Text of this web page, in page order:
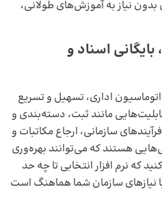
بدون نیاز به آموزش‌های طولانی،
اسناد و
اداری، تسهیل و تسریع
مانند ثبت، دسته‌بندی و
سازمانی، ارجاع مکاتبات و
هستند که می‌توانند بهره‌وری
که نرم‌ افزار انتخابی تا چه حد
با نیازهای سازمان شما هماهنگ است